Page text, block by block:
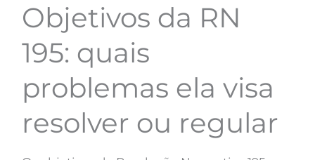
Objetivos da RN
195: quais
problemas ela visa
resolver ou regular